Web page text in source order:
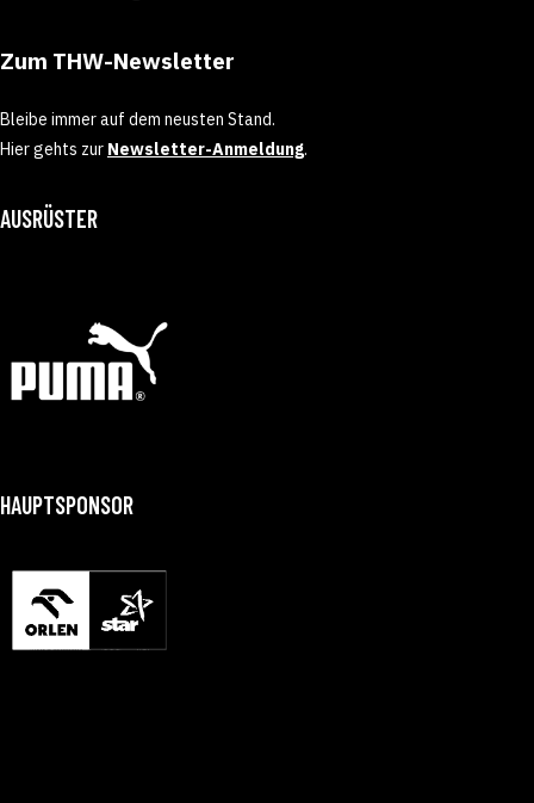
Zum THW-Newsletter
Bleibe immer auf dem neusten Stand.
Hier gehts zur Newsletter-Anmeldung.
AUSRÜSTER
HAUPTSPONSOR